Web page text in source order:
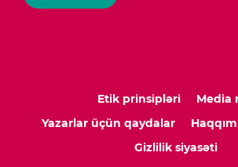
Etik prinsipləri
Media
Yazarlar üçün qaydalar
Gizlilik siyasəti